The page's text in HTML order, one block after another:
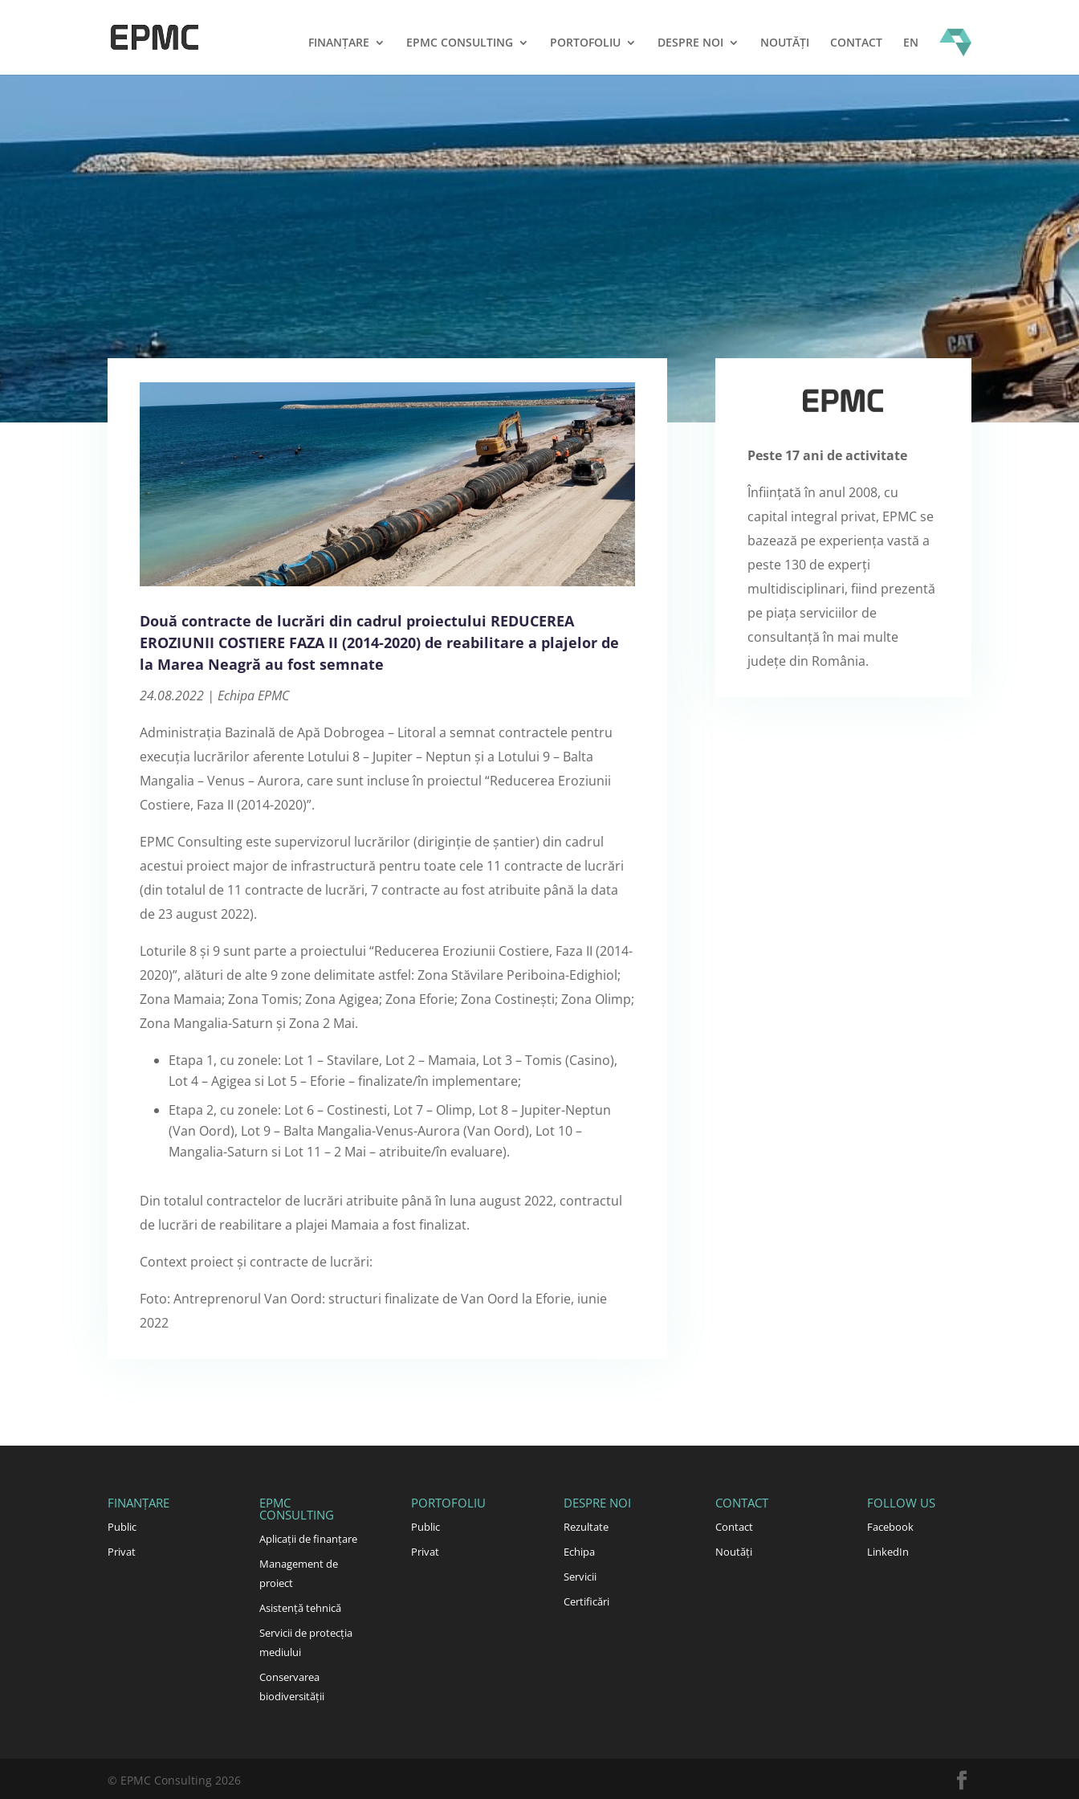
FINANȚARE EPMC CONSULTING PORTOFOLIU DESPRE NOI NOUTĂȚI CONTACT EN
Două contracte de lucrări din cadrul proiectului REDUCEREA
EROZIUNII COSTIERE FAZA II (2014-2020) de reabilitare a plajelor de
la Marea Neagră au fost semnate
24.08.2022 | Echipa EPMC
Administrația Bazinală de Apă Dobrogea – Litoral a semnat contractele pentru
execuția lucrărilor aferente Lotului 8 – Jupiter – Neptun și a Lotului 9 – Balta
Mangalia – Venus – Aurora, care sunt incluse în proiectul “Reducerea Eroziunii
Costiere, Faza II (2014-2020)”.
EPMC Consulting este supervizorul lucrărilor (diriginție de șantier) din cadrul
acestui proiect major de infrastructură pentru toate cele 11 contracte de lucrări
(din totalul de 11 contracte de lucrări, 7 contracte au fost atribuite până la data
de 23 august 2022).
Loturile 8 și 9 sunt parte a proiectului “Reducerea Eroziunii Costiere, Faza II (2014-
2020)”, alături de alte 9 zone delimitate astfel: Zona Stăvilare Periboina-Edighiol;
Zona Mamaia; Zona Tomis; Zona Agigea; Zona Eforie; Zona Costinești; Zona Olimp;
Zona Mangalia-Saturn și Zona 2 Mai.
Etapa 1, cu zonele: Lot 1 – Stavilare, Lot 2 – Mamaia, Lot 3 – Tomis (Casino),
Lot 4 – Agigea si Lot 5 – Eforie – finalizate/în implementare;
Etapa 2, cu zonele: Lot 6 – Costinesti, Lot 7 – Olimp, Lot 8 – Jupiter-Neptun
(Van Oord), Lot 9 – Balta Mangalia-Venus-Aurora (Van Oord), Lot 10 –
Mangalia-Saturn si Lot 11 – 2 Mai – atribuite/în evaluare).
Din totalul contractelor de lucrări atribuite până în luna august 2022, contractul
de lucrări de reabilitare a plajei Mamaia a fost finalizat.
Context proiect și contracte de lucrări:
Foto: Antreprenorul Van Oord: structuri finalizate de Van Oord la Eforie, iunie
2022
Peste 17 ani de activitate
Înființată în anul 2008, cu
capital integral privat, EPMC se
bazează pe experiența vastă a
peste 130 de experți
multidisciplinari, fiind prezentă
pe piața serviciilor de
consultanță în mai multe
județe din România.
FINANȚARE
Public
Privat
EPMC
CONSULTING
Aplicații de finanțare
Management de
proiect
Asistență tehnică
Servicii de protecția
mediului
Conservarea
biodiversității
PORTOFOLIU
Public
Privat
DESPRE NOI
Rezultate
Echipa
Servicii
Certificări
CONTACT
Contact
Noutăți
FOLLOW US
Facebook
LinkedIn
© EPMC Consulting 2026